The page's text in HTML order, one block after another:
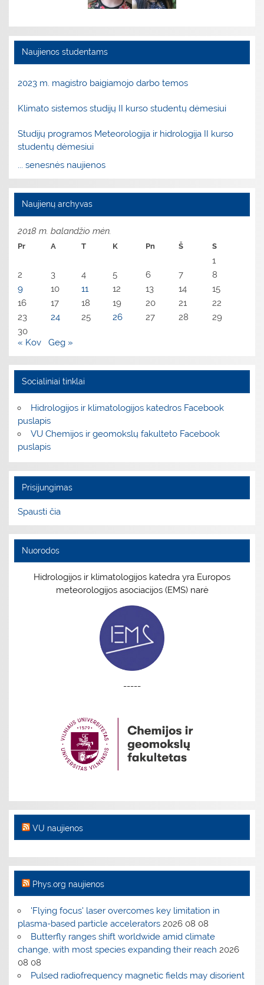
Naujienos studentams
2023 m. magistro baigiamojo darbo temos
Klimato sistemos studijų II kurso studentų dėmesiui
Studijų programos Meteorologija ir hidrologija II kurso
studentų dėmesiui
... senesnės naujienos
Naujienų archyvas
2018 m. balandžio mėn.
Pr A T K Pn Š S
1
2
3 4 5 6 7
8
9
10 11 12 13 14
15
16
17 18 19 20 21
22
23
24 25 26 27 28
29
30
« Kov
Geg »
Socialiniai tinklai
Hidrologijos ir klimatologijos katedros Facebook
puslapis
VU Chemijos ir geomokslų fakulteto Facebook
puslapis
Prisijungimas
Spausti čia
Nuorodos
Hidrologijos ir klimatologijos katedra yra Europos
meteorologijos asociacijos (EMS) narė
-----
VU naujienos
Phys.org naujienos
'Flying focus' laser overcomes key limitation in
plasma-based particle accelerators 2026 08 08
Butterfly ranges shift worldwide amid climate
change, with most species expanding their reach 2026
08 08
Pulsed radiofrequency magnetic fields may disorient